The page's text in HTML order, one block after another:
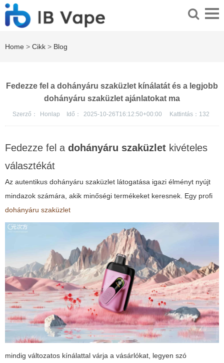
Home > Cikk > Blog
Fedezze fel a dohányáru szaküzlet kínálatát és a legjobb
dohányáru szaküzlet ajánlatokat ma
Szerző： Honlap Idő： 2025-10-26T16:12:50+00:00 Kattintás： 132
Fedezze fel a dohányáru szaküzlet kivételes
választékát
Az autentikus dohányáru szaküzlet látogatása igazi élményt nyújt
mindazok számára, akik minőségi termékeket keresnek. Egy profi
dohányáru szaküzlet
mindig változatos kínálattal várja a vásárlókat, legyen szó